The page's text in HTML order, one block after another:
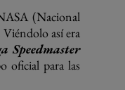
(Nacional
así era
Speedmaster
oficial para las